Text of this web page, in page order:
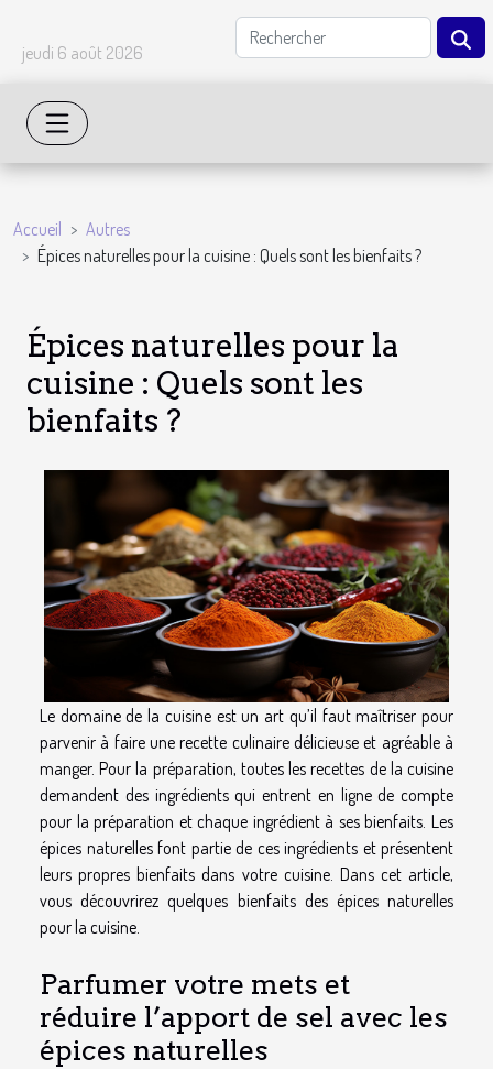
jeudi 6 août 2026
Accueil
Autres
Épices naturelles pour la cuisine : Quels sont les bienfaits ?
Épices naturelles pour la
cuisine : Quels sont les
bienfaits ?
Le domaine de la cuisine est un art qu’il faut maîtriser pour
parvenir à faire une recette culinaire délicieuse et agréable à
manger. Pour la préparation, toutes les recettes de la cuisine
demandent des ingrédients qui entrent en ligne de compte
pour la préparation et chaque ingrédient à ses bienfaits. Les
épices naturelles font partie de ces ingrédients et présentent
leurs propres bienfaits dans votre cuisine. Dans cet article,
vous découvrirez quelques bienfaits des épices naturelles
pour la cuisine.
Parfumer votre mets et
réduire l’apport de sel avec les
épices naturelles